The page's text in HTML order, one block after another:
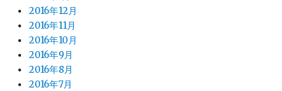
2016年12月
2016年11月
2016年10月
2016年9月
2016年8月
2016年7月